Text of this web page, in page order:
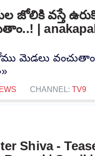
జోలికి వస్తే
|
మెడలు
CHANNEL: TV9
Shiva -